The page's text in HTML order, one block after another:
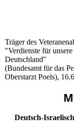
Träger des
"Verdienste für
Deutschland"
(Bundesamt für das
Oberstarzt Poels),
Deutsch-